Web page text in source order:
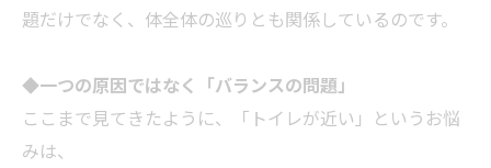
題だけでなく、体全体の巡りとも関係しているのです。
◆一つの原因ではなく「バランスの問題」
ここまで見てきたように、「トイレが近い」というお悩
みは、